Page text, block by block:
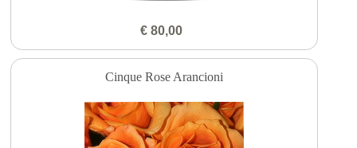
€ 80,00
Cinque Rose Arancioni